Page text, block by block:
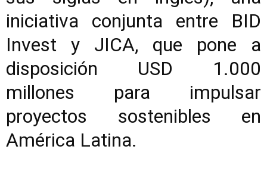
iniciativa conjunta entre BID
Invest y JICA, que pone a
disposición USD 1.000
millones para impulsar
proyectos sostenibles en
América Latina.